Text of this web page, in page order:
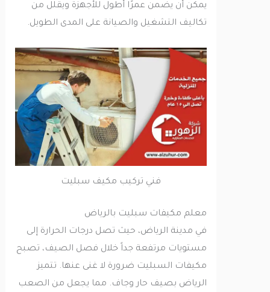
يمكن أن يضمن عمرًا أطول للأجهزة ويقلل من
تكاليف التشغيل والصيانة على المدى الطويل.
فني تركيب مكيف سبليت
معلم مكيفات سبليت بالرياض
في مدينة الرياض، حيث تصل درجات الحرارة إلى
مستويات مرتفعة جداً خلال فصل الصيف، تصبح
مكيفات السبليت ضرورة لا غنى عنها. تتميز
الرياض بصيف حار وجاف. مما يجعل من الصعب